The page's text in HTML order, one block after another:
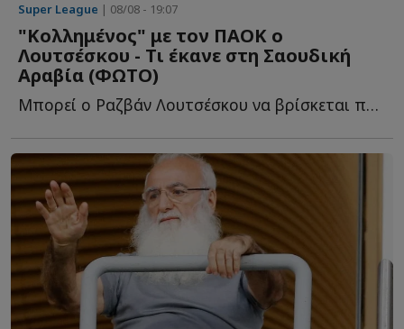
Super League | 08/08 - 19:07
"Κολλημένος" με τον ΠΑΟΚ ο
Λουτσέσκου - Τι έκανε στη Σαουδική
Αραβία (ΦΩΤΟ)
Μπορεί ο Ραζβάν Λουτσέσκου να βρίσκεται πλέον στην Α...